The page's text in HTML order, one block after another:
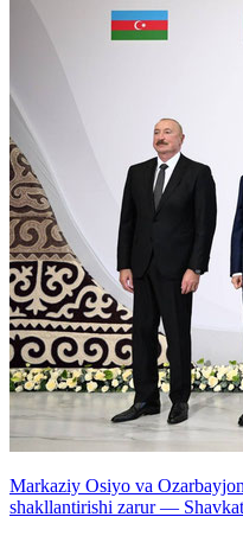
Markaziy Osiyo va
shakllantirishi zarur —